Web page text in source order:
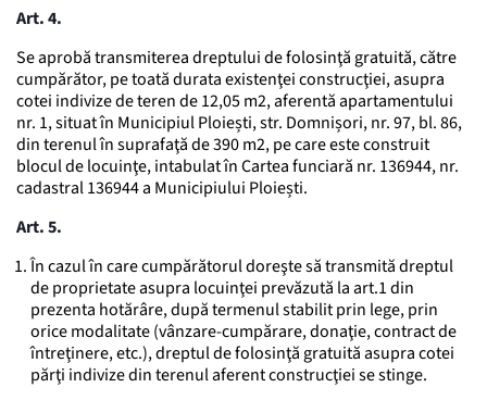
Art. 4.
Se aprobă transmiterea dreptului de folosinţă gratuită, către
cumpărător, pe toată durata existenţei construcţiei, asupra
cotei indivize de teren de 12,05 m2, aferentă apartamentului
nr. 1, situat în Municipiul Ploiești, str. Domnișori, nr. 97, bl. 86,
din terenul în suprafaţă de 390 m2, pe care este construit
blocul de locuinţe, intabulat în Cartea funciară nr. 136944, nr.
cadastral 136944 a Municipiului Ploiești.
Art. 5.
În cazul în care cumpărătorul doreşte să transmită dreptul
de proprietate asupra locuinţei prevăzută la art.1 din
prezenta hotărâre, după termenul stabilit prin lege, prin
orice modalitate (vânzare-cumpărare, donaţie, contract de
întreţinere, etc.), dreptul de folosinţă gratuită asupra cotei
părţi indivize din terenul aferent construcţiei se stinge.